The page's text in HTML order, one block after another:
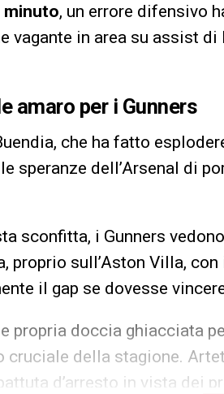
minuto, un errore difensivo
vagante in area su assist
amaro per i Gunners
che ha fatto
speranze dell’Arsenal di
sconfitta, i Gunners
proprio sull’Aston Villa, con
il gap se dovesse
e propria doccia ghiacciata
cruciale della stagione.
d’arresto in vista dei